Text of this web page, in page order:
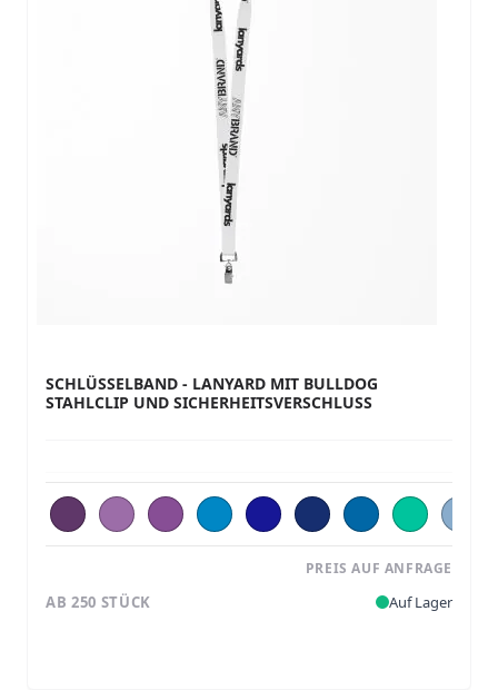
SCHLÜSSELBAND - LANYARD MIT BULLDOG
STAHLCLIP UND SICHERHEITSVERSCHLUSS
PREIS AUF ANFRAGE
AB 250 STÜCK Auf Lager